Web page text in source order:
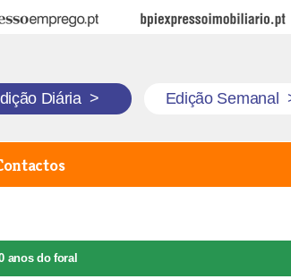
Emprego BPI Expresso Imobiliário
Diária > Edição Semanal
anos do foral